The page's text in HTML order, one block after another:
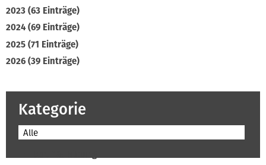
2023 (63 Einträge)
2024 (69 Einträge)
2025 (71 Einträge)
2026 (39 Einträge)
Kategorie
Alle